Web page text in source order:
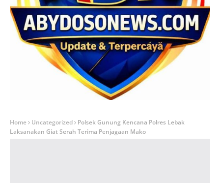
Home Uncategorized
Polsek Gunung Kencana Polres Lebak
Laksanakan Giat Serah Terima Penjagaan Mako